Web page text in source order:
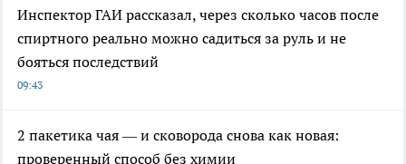
Инспектор ГАИ рассказал, через сколько часов после
спиртного реально можно садиться за руль и не
бояться последствий
09:43
2 пакетика чая — и сковорода снова как новая:
проверенный способ без химии